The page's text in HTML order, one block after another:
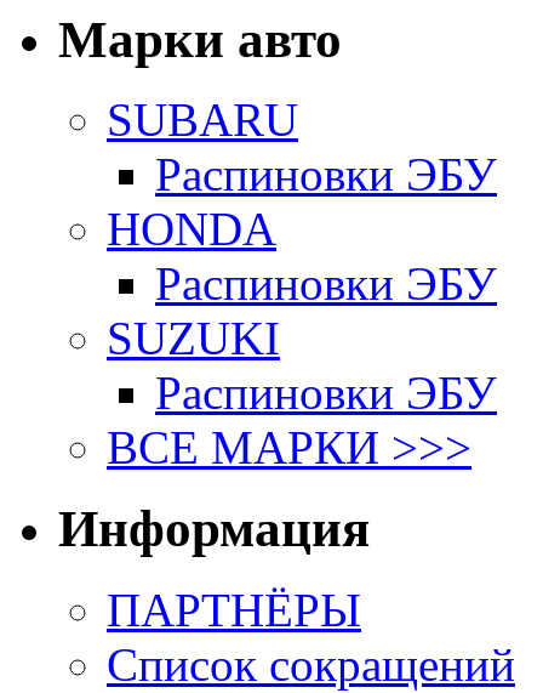
Марки авто
SUBARU
Распиновки ЭБУ
HONDA
Распиновки ЭБУ
SUZUKI
Распиновки ЭБУ
ВСЕ МАРКИ >>>
Информация
ПАРТНЁРЫ
Список сокращений